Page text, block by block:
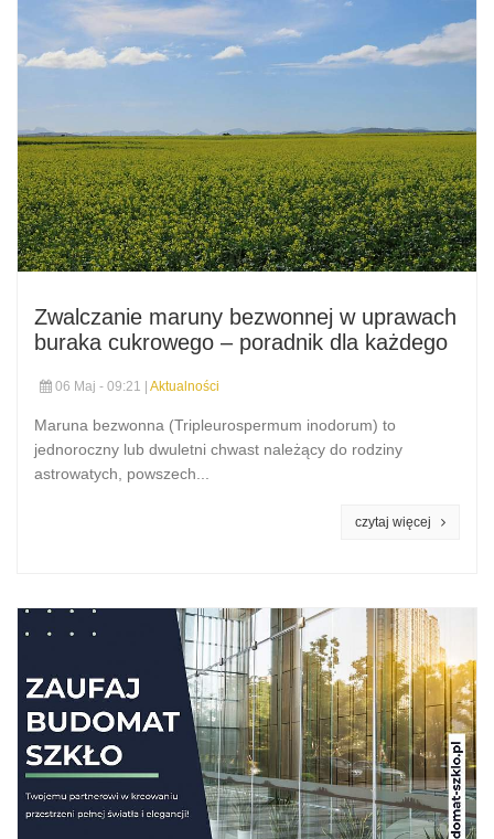
Zwalczanie maruny bezwonnej w uprawach
buraka cukrowego – poradnik dla każdego
06 Maj - 09:21 | Aktualności
Maruna bezwonna (Tripleurospermum inodorum) to
jednoroczny lub dwuletni chwast należący do rodziny
astrowatych, powszech...